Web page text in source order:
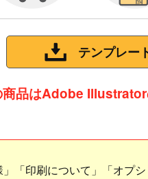
テンプレー
品はAdobe Illustrator
「印刷について」「オプ